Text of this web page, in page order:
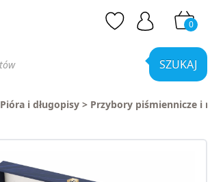
0
SZUKAJ
Pióra i długopisy > Przybory piśmiennicze i